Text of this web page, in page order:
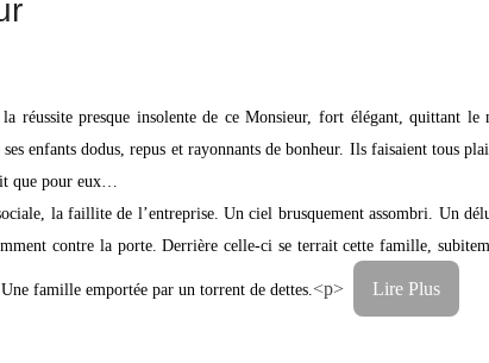
la réussite presque insolente de ce Monsieur, fort élégant, quittant
enfants dodus, repus et rayonnants de bonheur. Ils faisaient tous
que pour eux…
la faillite de l’entreprise. Un ciel brusquement assombri. Un
contre la porte. Derrière celle-ci se terrait cette famille,
famille emportée par un torrent de dettes. <p> Lire Plus